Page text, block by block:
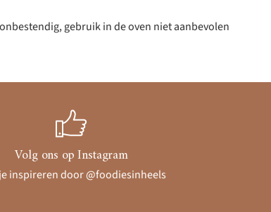
gebruik in de oven niet aanbevolen
Volg ons op Instagram
inspireren door @foodiesinheels